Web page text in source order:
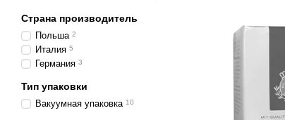
Страна производитель
Польша 2
Италия 5
Германия 3
Тип упаковки
Вакуумная упаковка 10